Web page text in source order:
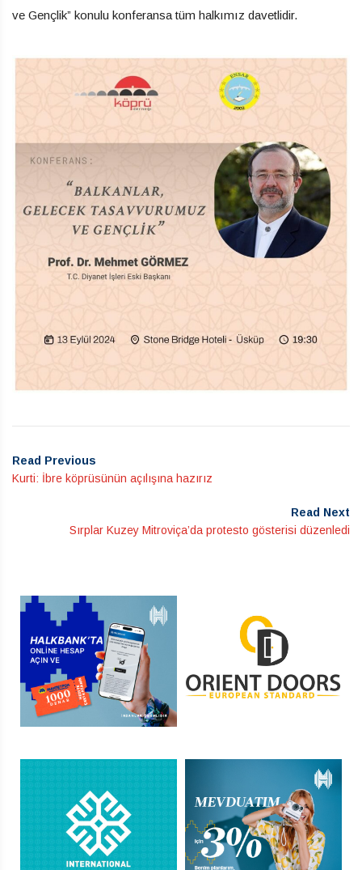
ve Gençlik” konulu konferansa tüm halkımız davetlidir.
Read Previous
Kurti: İbre köprüsünün açılışına hazırız
Read Next
Sırplar Kuzey Mitroviça’da protesto gösterisi düzenledi